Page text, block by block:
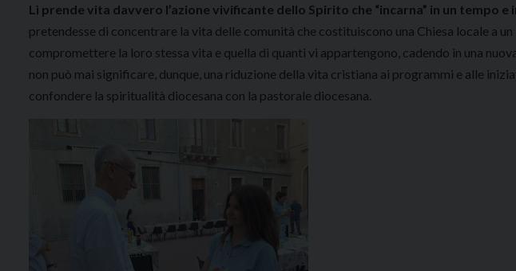
Lì prende vita davvero l’azione vivificante dello Spirito che “incarna” in un tempo e
pretendesse di concentrare la vita delle comunità che costituiscono una Chiesa locale a
compromettere la loro stessa vita e quella di quanti vi appartengono, cadendo in una
non può mai significare, dunque, una riduzione della vita cristiana ai programmi e alle
confondere la spiritualità diocesana con la pastorale diocesana.